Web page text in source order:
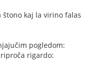
ŝtono kaj la virino falas
pogledom:
rigardo: